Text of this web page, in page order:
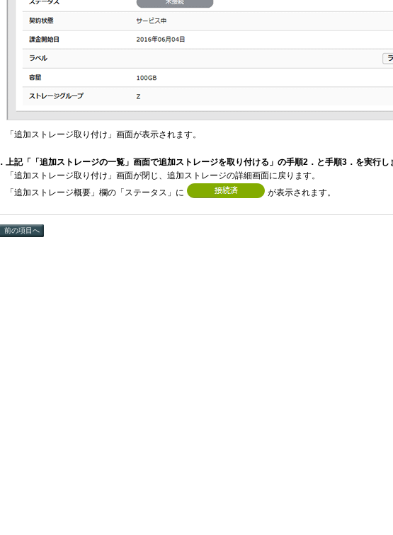
「追加ストレージ取り付け」画面が表示されます。
上記「「追加ストレージの一覧」画面で追加ストレージを取り付ける」の手順2．と手順3．を実行し
「追加ストレージ取り付け」画面が閉じ、追加ストレージの詳細画面に戻ります。
「追加ストレージ概要」欄の「ステータス」に
が表示されます。
前の項目へ